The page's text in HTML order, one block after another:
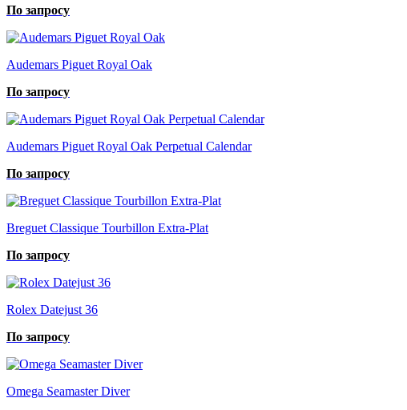
По запросу
Audemars Piguet Royal Oak
По запросу
Audemars Piguet Royal Oak Perpetual Calendar
По запросу
Breguet Classique Tourbillon Extra-Plat
По запросу
Rolex Datejust 36
По запросу
Omega Seamaster Diver